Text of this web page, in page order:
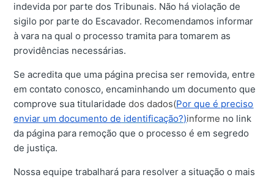
indevida por parte dos Tribunais. Não há violação de
sigilo por parte do Escavador. Recomendamos informar
à vara na qual o processo tramita para tomarem as
providências necessárias.
Se acredita que uma página precisa ser removida, entre
em contato conosco, encaminhando um documento que
comprove sua titularidade dos dados(Por que é preciso
enviar um documento de identificação?)informe no link
da página para remoção que o processo é em segredo
de justiça.
Nossa equipe trabalhará para resolver a situação o mais